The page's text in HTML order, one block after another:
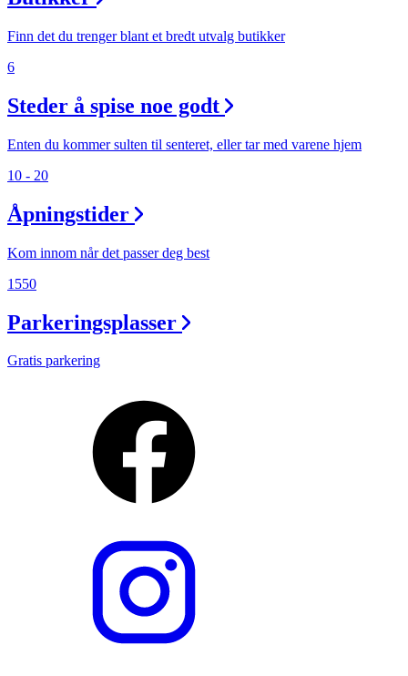
Finn det du trenger blant et bredt utvalg butikker
6
Steder å spise noe godt
Enten du kommer sulten til senteret, eller tar med varene hjem
10 - 20
Åpningstider
Kom innom når det passer deg best
1550
Parkeringsplasser
Gratis parkering